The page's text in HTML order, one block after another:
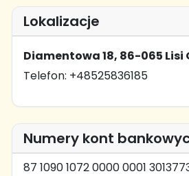
Lokalizacje
Diamentowa 18, 86-065
Telefon: +48525836185
Numery kont
87 1090 1072 0000 0001